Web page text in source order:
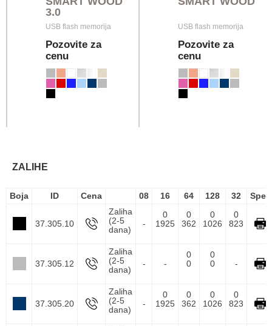
3.0
USB flash memorija
Pozovite za
cenu
USB flash memorija
Pozovite za
cenu
ZALIHE
Boja ID Cena 08 16 64 128 32 Spec
37.305.10
Zaliha
(2-5
dana)
-
0
1925
0
362
0
1026
0
823
37.305.12
Zaliha
(2-5
dana)
- -
0
0
0
0
-
37.305.20
Zaliha
(2-5
dana)
-
0
1925
0
362
0
1026
0
823